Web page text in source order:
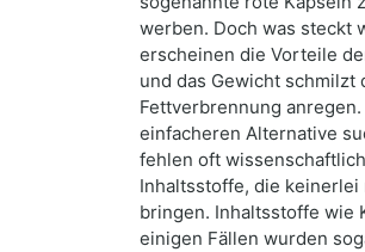
werben. Doch was steckt
erscheinen die Vorteile
und das Gewicht
Fettverbrennung
einfacheren Alternative
fehlen oft
Inhaltsstoffe, die keinerlei
bringen. Inhaltsstoffe wie
einigen Fällen wurden